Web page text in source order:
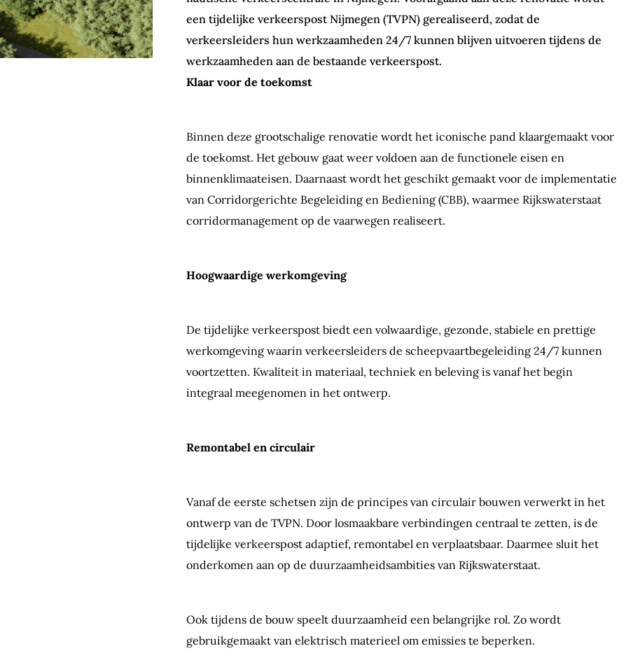
een tijdelijke verkeerspost Nijmegen (TVPN) gerealiseerd, zodat de
verkeersleiders hun werkzaamheden 24/7 kunnen blijven uitvoeren tijdens de
werkzaamheden aan de bestaande verkeerspost.
Klaar voor de toekomst
Binnen deze grootschalige renovatie wordt het iconische pand klaargemaakt voor
de toekomst. Het gebouw gaat weer voldoen aan de functionele eisen en
binnenklimaateisen. Daarnaast wordt het geschikt gemaakt voor de implementatie
van Corridorgerichte Begeleiding en Bediening (CBB), waarmee Rijkswaterstaat
corridormanagement op de vaarwegen realiseert.
Hoogwaardige werkomgeving
De tijdelijke verkeerspost biedt een volwaardige, gezonde, stabiele en prettige
werkomgeving waarin verkeersleiders de scheepvaartbegeleiding 24/7 kunnen
voortzetten. Kwaliteit in materiaal, techniek en beleving is vanaf het begin
integraal meegenomen in het ontwerp.
Remontabel en circulair
Vanaf de eerste schetsen zijn de principes van circulair bouwen verwerkt in het
ontwerp van de TVPN. Door losmaakbare verbindingen centraal te zetten, is de
tijdelijke verkeerspost adaptief, remontabel en verplaatsbaar. Daarmee sluit het
onderkomen aan op de duurzaamheidsambities van Rijkswaterstaat.
Ook tijdens de bouw speelt duurzaamheid een belangrijke rol. Zo wordt
gebruikgemaakt van elektrisch materieel om emissies te beperken.